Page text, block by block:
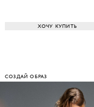
ХОЧУ КУПИТЬ
СОЗДАЙ ОБРАЗ